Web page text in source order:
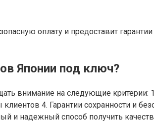
оплату и предоставит
Японии под ключ?
внимание на следующие критерии:
4. Гарантии сохранности и
и надежный способ получить